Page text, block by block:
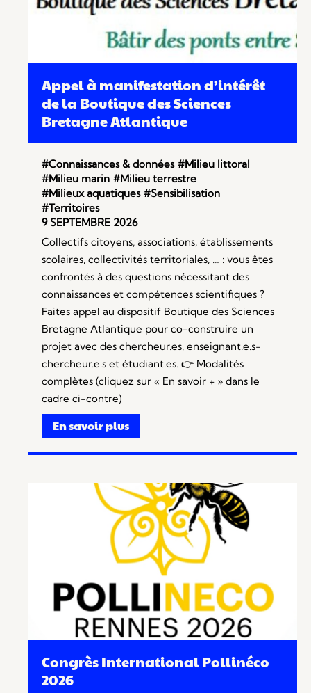
Appel à manifestation d’intérêt
de la Boutique des Sciences
Bretagne Atlantique
#Connaissances & données #Milieu littoral
#Milieu marin #Milieu terrestre
#Milieux aquatiques #Sensibilisation
#Territoires
9 SEPTEMBRE 2026
Collectifs citoyens, associations, établissements
scolaires, collectivités territoriales, … : vous êtes
confrontés à des questions nécessitant des
connaissances et compétences scientifiques ?
Faites appel au dispositif Boutique des Sciences
Bretagne Atlantique pour co-construire un
projet avec des chercheur.es, enseignant.e.s-
chercheur.e.s et étudiant.es. 👉 Modalités
complètes (cliquez sur « En savoir + » dans le
cadre ci-contre)
En savoir plus
Congrès International Pollinéco
2026